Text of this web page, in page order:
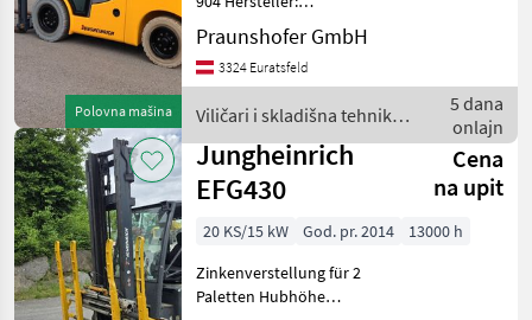
tehnika
Vilicari I
Skladisna
Tehnika
Vilicari
IZABERITE
KATEGORIJU
Jungheinrich
4
Sonstige
2
Polovna mašina
Jungheinrich Typ: DFG S50s
Bauart: Frontstapler
Antriebsart: Diesel
Betriebsstunden: 5569
Baujahr:
Praunshofer GmbH
3324 Euratsfeld
Viličari i skladišna tehnika /
Jungheinrich
5 dana
onlajn
Jungheinrich
EFG430
Cena
na upit
20 KS/15 kW God. pr. 2014
13000 h
Zinkenverstellung für 2
Paletten Hubhöhe